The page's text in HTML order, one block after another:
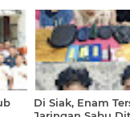
Di Siak, Enam